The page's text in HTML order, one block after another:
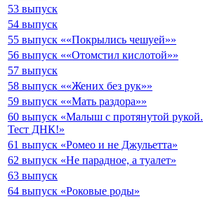
53 выпуск
54 выпуск
55 выпуск ««Покрылись чешуей»»
56 выпуск ««Отомстил кислотой»»
57 выпуск
58 выпуск ««Жених без рук»»
59 выпуск ««Мать раздора»»
60 выпуск «Малыш с протянутой рукой.
Тест ДНК!»
61 выпуск «Ромео и не Джульетта»
62 выпуск «Не парадное, а туалет»
63 выпуск
64 выпуск «Роковые роды»